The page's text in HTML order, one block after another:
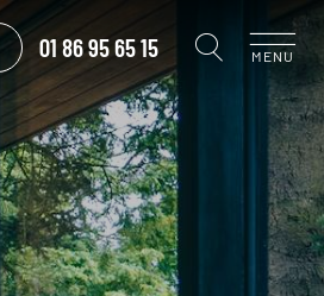
01 86 95 65 15 MENU